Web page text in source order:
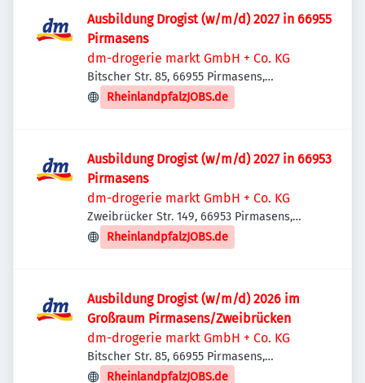
Ausbildung Drogist (w/m/d) 2027 in 66955
Pirmasens
dm-drogerie markt GmbH + Co. KG
Bitscher Str. 85, 66955 Pirmasens,
Deutschland
RheinlandpfalzJOBS.de
Ausbildung Drogist (w/m/d) 2027 in 66953
Pirmasens
dm-drogerie markt GmbH + Co. KG
Zweibrücker Str. 149, 66953 Pirmasens,
Deutschland
RheinlandpfalzJOBS.de
Ausbildung Drogist (w/m/d) 2026 im
Großraum Pirmasens/Zweibrücken
dm-drogerie markt GmbH + Co. KG
Bitscher Str. 85, 66955 Pirmasens,
Deutschland
RheinlandpfalzJOBS.de